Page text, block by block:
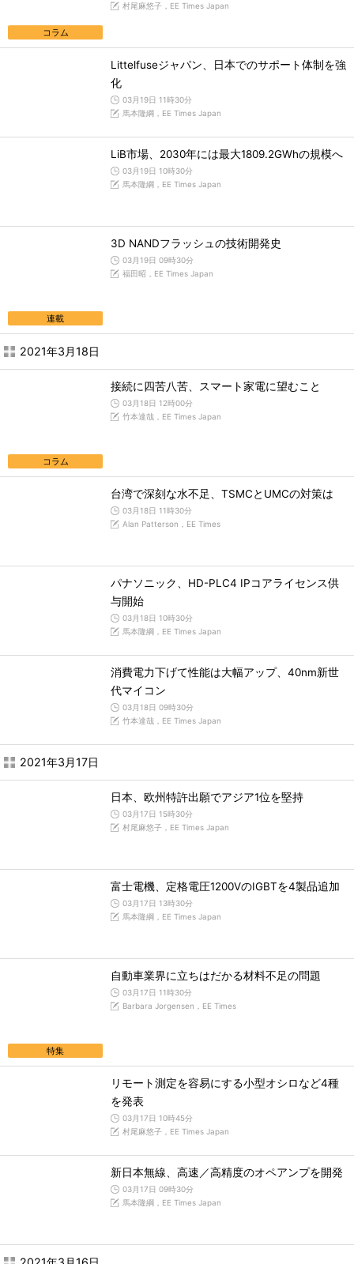
コラム
村尾麻悠子，EE Times Japan
Littelfuseジャパン、日本でのサポート体制を強
化
03月19日 11時30分
馬本隆綱，EE Times Japan
LiB市場、2030年には最大1809.2GWhの規模へ
03月19日 10時30分
馬本隆綱，EE Times Japan
連載
3D NANDフラッシュの技術開発史
03月19日 09時30分
福田昭，EE Times Japan
2021年3月18日
コラム
接続に四苦八苦、スマート家電に望むこと
03月18日 12時00分
竹本達哉，EE Times Japan
台湾で深刻な水不足、TSMCとUMCの対策は
03月18日 11時30分
Alan Patterson，EE Times
パナソニック、HD-PLC4 IPコアライセンス供
与開始
03月18日 10時30分
馬本隆綱，EE Times Japan
消費電力下げて性能は大幅アップ、40nm新世
代マイコン
03月18日 09時30分
竹本達哉，EE Times Japan
2021年3月17日
日本、欧州特許出願でアジア1位を堅持
03月17日 15時30分
村尾麻悠子，EE Times Japan
富士電機、定格電圧1200VのIGBTを4製品追加
03月17日 13時30分
馬本隆綱，EE Times Japan
特集
自動車業界に立ちはだかる材料不足の問題
03月17日 11時30分
Barbara Jorgensen，EE Times
リモート測定を容易にする小型オシロなど4種
を発表
03月17日 10時45分
村尾麻悠子，EE Times Japan
新日本無線、高速／高精度のオペアンプを開発
03月17日 09時30分
馬本隆綱，EE Times Japan